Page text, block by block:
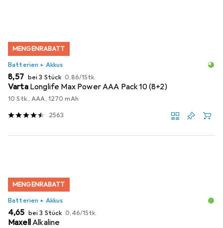
MENGENRABATT
Batterien + Akkus
EUR
8,57 bei 3 Stück EUR
0,86/1Stk.
Varta Longlife Max Power AAA Pack 10 (8+2)
10 Stk., AAA, 1270 mAh
2563
MENGENRABATT
Batterien + Akkus
EUR
4,65 bei 3 Stück EUR
0,46/1Stk.
MaxellAlkaline